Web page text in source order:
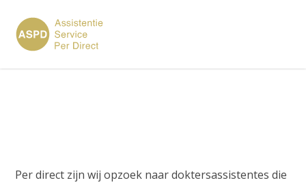
Per direct zijn wij opzoek naar doktersassistentes die